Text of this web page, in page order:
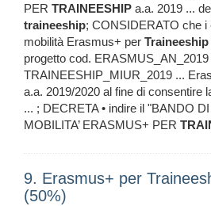
PER TRAINEESHIP a.a. 2019 ...
traineeship; CONSIDERATO che i
mobilità Erasmus+ per Traineeship
progetto cod.
TRAINEESHIP_MIUR_2019 ...
a.a. 2019/2020 al fine di consentire
... ; DECRETA • indire il "BANDO
MOBILITA’ ERASMUS+ PER
9. Erasmus+ per
(50%)